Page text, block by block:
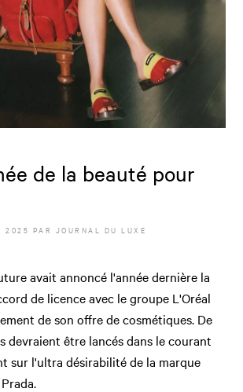
de la beauté pour
2025 PAR JOURNAL DU LUXE
avait annoncé l'année dernière la
de licence avec le groupe L'Oréal
de son offre de cosmétiques. De
devraient être lancés dans le courant
sur l'ultra désirabilité de la marque